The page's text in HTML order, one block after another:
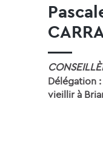
Délégation
vieillir à